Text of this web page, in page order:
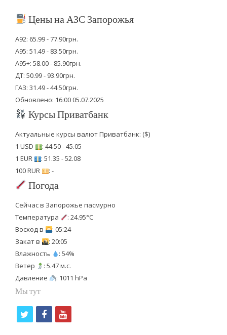
Цены на АЗС Запорожья
А92: 65.99 - 77.90грн.
А95: 51.49 - 83.50грн.
А95+: 58.00 - 85.90грн.
ДТ: 50.99 - 93.90грн.
ГАЗ: 31.49 - 44.50грн.
Обновлено: 16:00 05.07.2025
Курсы Приватбанк
Актуальные курсы валют Приватбанк: ($)
1 USD
: 44.50 - 45.05
1 EUR
: 51.35 - 52.08
100 RUR
: -
Погода
Сейчас в Запорожье пасмурно
Температура
: 24.95°C
Восход в
: 05:24
Закат в
: 20:05
Влажность
: 54%
Ветер
: 5.47 м.с.
Давление
: 1011 hPa
Мы тут
f
y